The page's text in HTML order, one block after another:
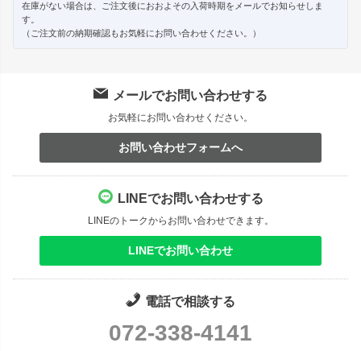
在庫がない場合は、ご注文後におおよその入荷時期をメールでお知らせしま
す。
（ご注文前の納期確認もお気軽にお問い合わせください。）
メールでお問い合わせする
お気軽にお問い合わせください。
お問い合わせフォームへ
LINEでお問い合わせする
LINEのトークからお問い合わせできます。
LINEでお問い合わせ
電話で相談する
072-338-4141